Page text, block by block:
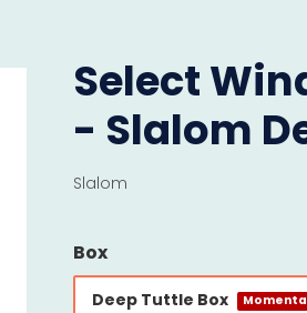
Select
- Slalom
Slalom
Box
Deep Tuttle Box